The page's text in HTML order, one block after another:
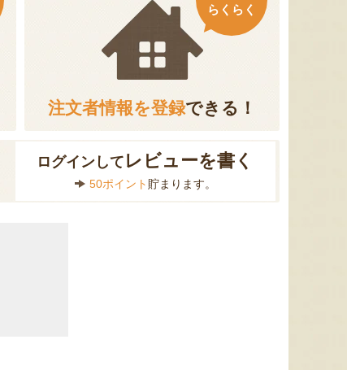
注文者情報を登録できる！
らくらく
ログインして レビューを書く
50ポイント 貯まります。